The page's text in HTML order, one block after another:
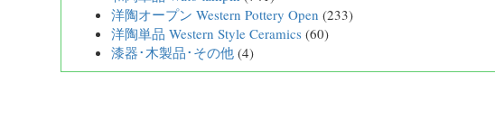
洋陶オープン Western Pottery Open (233)
洋陶単品 Western Style Ceramics (60)
漆器･木製品･その他 (4)